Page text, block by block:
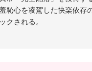
恥心を凌駕した快楽依存
クされる。